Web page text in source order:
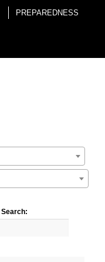
PREPAREDNESS
Search: